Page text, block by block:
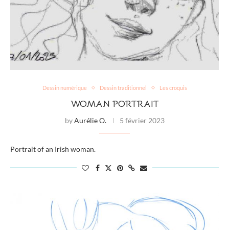
Dessin numérique Dessin traditionnel Les croquis
WOMAN PORTRAIT
byAurélie O. 5 février 2023
Portrait of an Irish woman.